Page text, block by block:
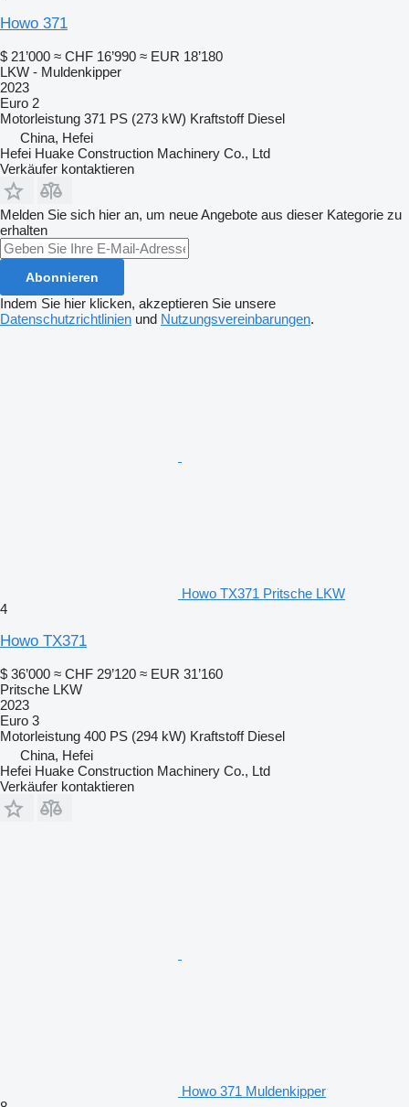
Howo 371
$ 21’000 ≈ CHF 16’990 ≈ EUR 18’180
LKW - Muldenkipper
2023
Euro 2
Motorleistung 371 PS (273 kW) Kraftstoff Diesel
China, Hefei
Hefei Huake Construction Machinery Co., Ltd
Verkäufer kontaktieren
Melden Sie sich hier an, um neue Angebote aus dieser Kategorie zu
erhalten
Abonnieren
Indem Sie hier klicken, akzeptieren Sie unsere
Datenschutzrichtlinien und Nutzungsvereinbarungen.
Howo TX371 Pritsche LKW
4
Howo TX371
$ 36’000 ≈ CHF 29’120 ≈ EUR 31’160
Pritsche LKW
2023
Euro 3
Motorleistung 400 PS (294 kW) Kraftstoff Diesel
China, Hefei
Hefei Huake Construction Machinery Co., Ltd
Verkäufer kontaktieren
Howo 371 Muldenkipper